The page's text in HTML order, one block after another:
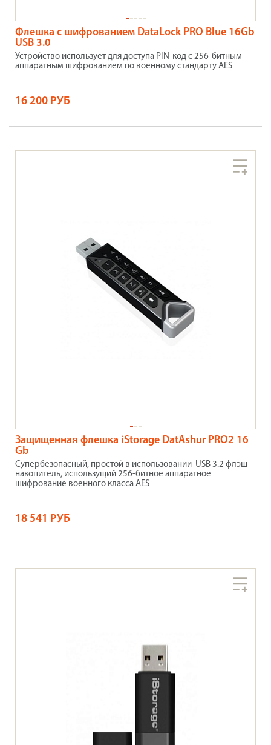
Флешка с шифрованием DataLock PRO Blue 16Gb
USB 3.0
Устройство использует для доступа PIN-код с 256-битным
аппаратным шифрованием по военному стандарту AES
16 200 РУБ
Защищенная флешка iStorage DatAshur PRO2 16
Gb
Супербезопасный, простой в использовании USB 3.2 флэш-
накопитель, использущий 256-битное аппаратное
шифрование военного класса AES
18 541 РУБ